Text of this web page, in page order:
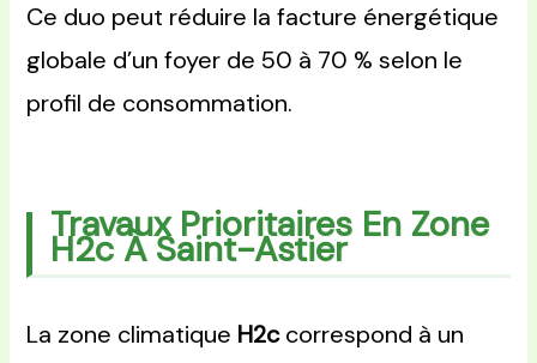
Ce duo peut réduire la facture énergétique
globale d’un foyer de 50 à 70 % selon le
profil de consommation.
Travaux Prioritaires En Zone
H2c À Saint-Astier
La zone climatique H2ccorrespond à un